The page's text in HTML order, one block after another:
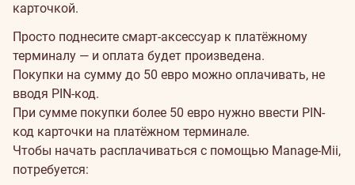
карточкой.
Просто поднесите смарт-аксессуар к платёжному
терминалу — и оплата будет произведена.
Покупки на сумму до 50 евро можно оплачивать, не
вводя PIN-код.
При сумме покупки более 50 евро нужно ввести PIN-
код карточки на платёжном терминале.
Чтобы начать расплачиваться с помощью Manage-Mii,
потребуется: